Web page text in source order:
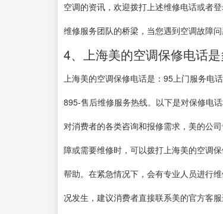
空调的资讯，欢迎拨打上述维修电话或者
维修服务团队的桥梁，当您遇到空调故障
4、上海美的空调保修电话
上海美的空调保修电话是：95上门服务电
895-售后维修服务热线。以下是对保修电
对消费者的各类咨询和报修需求，美的公
障或需要维修时，可以拨打上海美的空调
帮助。在紧急情况下，会有专业人员进行
况发生，建议消费者直接联系美的官方客